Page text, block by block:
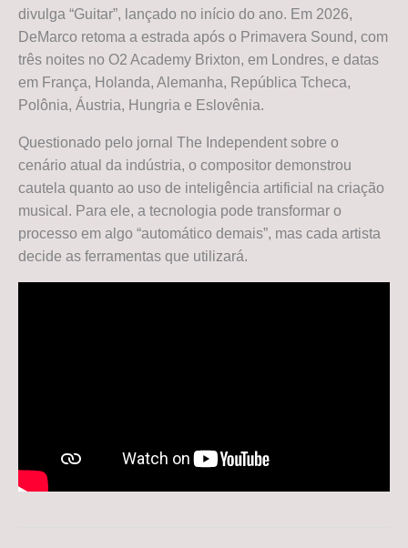
divulga “Guitar”, lançado no início do ano. Em 2026,
DeMarco retoma a estrada após o Primavera Sound, com
três noites no O2 Academy Brixton, em Londres, e datas
em França, Holanda, Alemanha, República Tcheca,
Polônia, Áustria, Hungria e Eslovênia.
Questionado pelo jornal The Independent sobre o
cenário atual da indústria, o compositor demonstrou
cautela quanto ao uso de inteligência artificial na criação
musical. Para ele, a tecnologia pode transformar o
processo em algo “automático demais”, mas cada artista
decide as ferramentas que utilizará.